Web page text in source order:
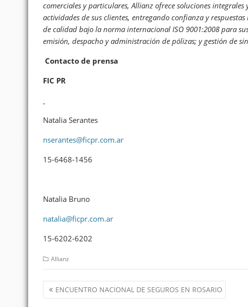
comerciales y particulares, Allianz ofrece soluciones
actividades de sus clientes, entregando confianza y
de calidad bajo la norma internacional ISO 9001:2008 para
emisión, despacho y administración de pólizas; y gestión de
Contacto de prensa
FIC PR
Natalia Serantes
nserantes@ficpr.com.ar
15-6468-1456
Natalia Bruno
natalia@ficpr.com.ar
15-6202-6202
Allianz
Navegación
de
ENCUENTRO NACIONAL DE SEGUROS EN ROSARIO